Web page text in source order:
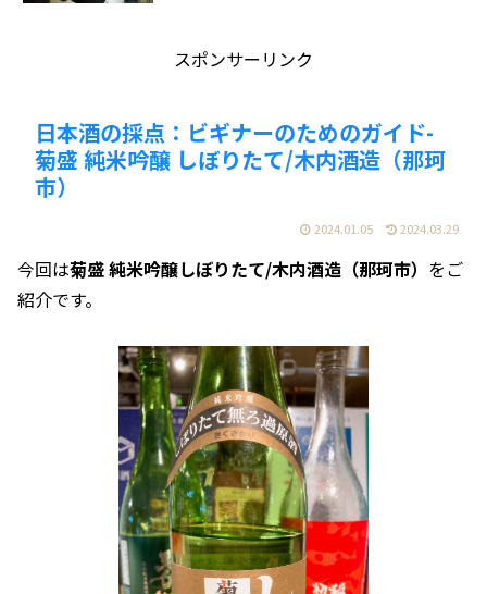
スポンサーリンク
日本酒の採点：ビギナーのためのガイド-
菊盛 純米吟醸 しぼりたて/木内酒造（那珂
市）
2024.01.05 2024.03.29
今回は菊盛 純米吟醸しぼりたて/木内酒造（那珂市） をご
紹介です。